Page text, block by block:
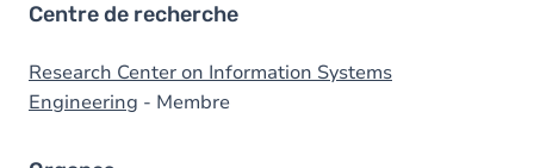
Centre de recherche
Research Center on Information Systems
Engineering - Membre